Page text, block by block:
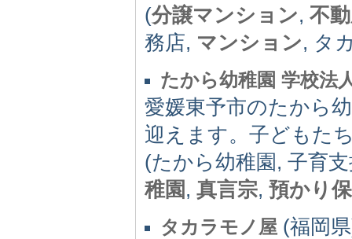
(分譲マンション, 不
務店, マンション, タ
たから幼稚園 学校法
愛媛東予市のたから
迎えます。子どもた
(たから幼稚園, 子育
稚園 , 真言宗, 預かり
タカラモノ屋 (福岡